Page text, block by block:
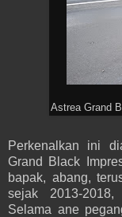
Astrea Grand
Perkenalkan ini
Grand Black
bapak, abang,
sejak 2013-
Selama ane